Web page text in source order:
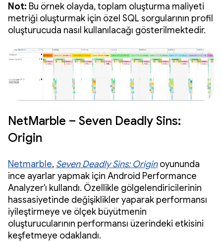
Not: Bu örnek olayda, toplam oluşturma maliyeti
metriği oluşturmak için özel SQL sorgularının profil
oluşturucuda nasıl kullanılacağı gösterilmektedir.
NetMarble – Seven Deadly Sins:
Origin
Netmarble, Seven Deadly Sins: Originoyununda
ince ayarlar yapmak için Android Performance
Analyzer'ı kullandı. Özellikle gölgelendiricilerinin
hassasiyetinde değişiklikler yaparak performansı
iyileştirmeye ve ölçek büyütmenin
oluşturucularının performansı üzerindeki etkisini
keşfetmeye odaklandı.